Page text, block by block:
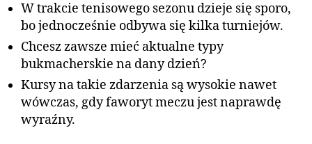
W trakcie tenisowego sezonu dzieje się sporo,
bo jednocześnie odbywa się kilka turniejów.
Chcesz zawsze mieć aktualne typy
bukmacherskie na dany dzień?
Kursy na takie zdarzenia są wysokie nawet
wówczas, gdy faworyt meczu jest naprawdę
wyraźny.